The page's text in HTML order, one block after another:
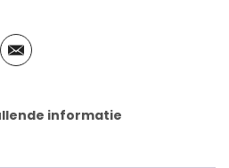
informatie